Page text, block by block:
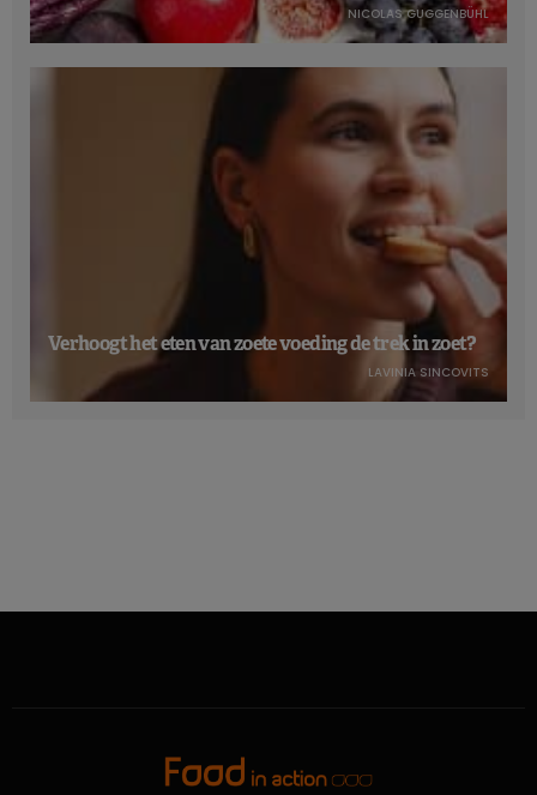
NICOLAS GUGGENBÜHL
Verhoogt het eten van zoete voeding de trek in zoet?
LAVINIA SINCOVITS